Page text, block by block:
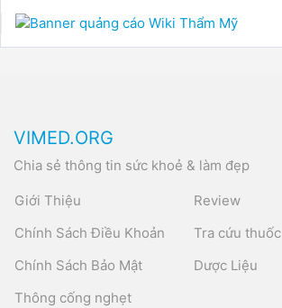
VIMED.ORG
Chia sẻ thông tin sức khoẻ & làm đẹp
Giới Thiệu
Chính Sách Điều Khoản
Chính Sách Bảo Mật
Thông cống nghẹt
Review
Tra cứu thuốc
Dược Liệu